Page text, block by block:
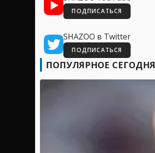
ПОДПИСАТЬСЯ
SHAZOO в Twitter
ПОДПИСАТЬСЯ
ПОПУЛЯРНОЕ СЕГОДНЯ